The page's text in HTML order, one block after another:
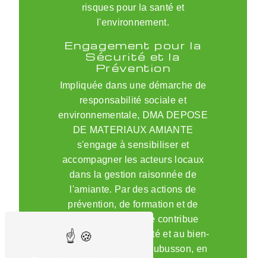
risques pour la santé et
l'environnement.
Engagement pour la
Sécurité et la
Prévention
Impliquée dans une démarche de
responsabilité sociale et
environnementale, DMA DEPOSE
DE MATERIAUX AMIANTE
s'engage à sensibiliser et
accompagner les acteurs locaux
dans la gestion raisonnée de
l'amiante. Par des actions de
prévention, de formation et de
communication, elle contribue
activement à la sécurité et au bien-
être des habitants d'Aubusson, en